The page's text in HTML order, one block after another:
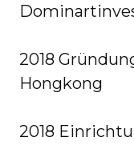
2018
Hongkong
2018